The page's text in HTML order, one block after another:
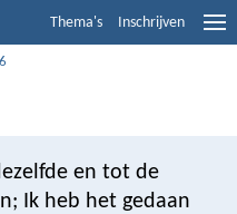
Thema's Inschrijven
en tot de
Ik heb het gedaan